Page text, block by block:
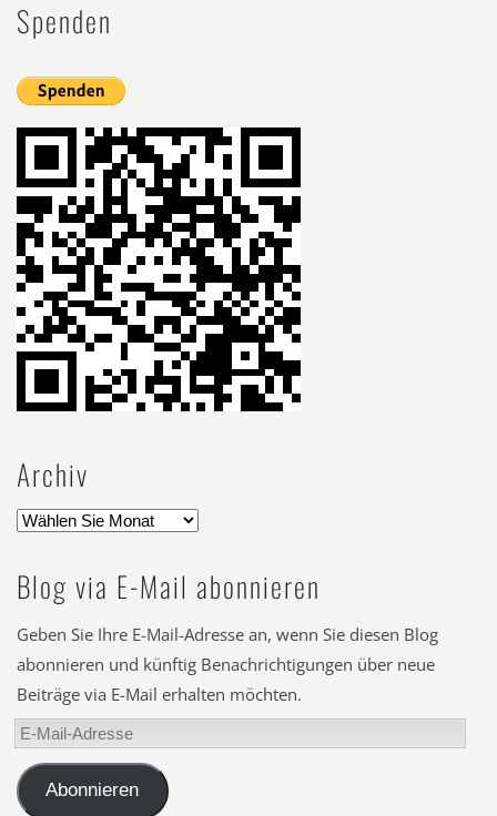
Spenden
Archiv
Blog via E-Mail abonnieren
Geben Sie Ihre E-Mail-Adresse an, wenn Sie diesen Blog
abonnieren und künftig Benachrichtigungen über neue
Beiträge via E-Mail erhalten möchten.
E-
Mail-
AdresseAbonnieren